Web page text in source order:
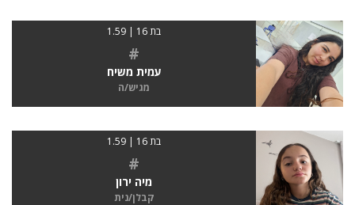
בת 16 | 1.59
#
עמית משיח
מגיש/ה
בת 16 | 1.59
#
מיה ירון
קבלן/נית